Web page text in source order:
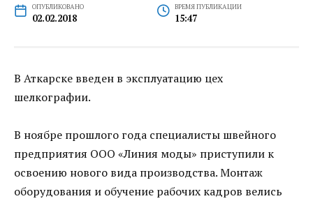
ОПУБЛИКОВАНО
02.02.2018
ВРЕМЯ ПУБЛИКАЦИИ
15:47
В Аткарске введен в эксплуатацию цех
шелкографии.
В ноябре прошлого года специалисты швейного
предприятия ООО «Линия моды» приступили к
освоению нового вида производства. Монтаж
оборудования и обучение рабочих кадров велись